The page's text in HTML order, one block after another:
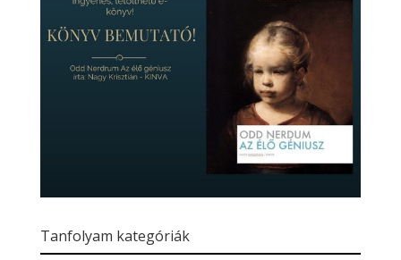
Tanfolyam kategóriák